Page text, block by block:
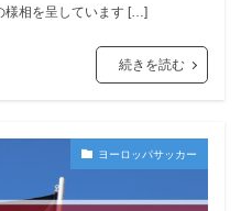
様相を呈しています […]
続きを読む
ヨーロッパサッカー